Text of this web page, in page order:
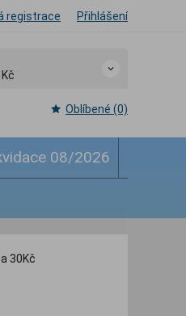
registrace Přihlášení
Oblíbené (0)
08/2026
30Kč